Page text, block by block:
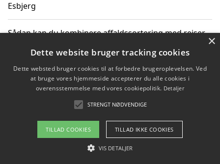
Esbjerg
Sådan kan du kombinere affaldssortering med rejser
Hvordan affaldssortering kan bidrage til co2 reduktion
Om / kontakt
Blog Betingelser
×
Dette website bruger tracking cookies
Dette websted bruger cookies til at forbedre brugeroplevelsen. Ved
at bruge vores hjemmeside accepterer du alle cookies i
overensstemmelse med vores cookiepolitik. Detaljer
STRENGT NØDVENDIGE
TILLAD COOKIES TILLAD IKKE COOKIES
VIS DETALJER